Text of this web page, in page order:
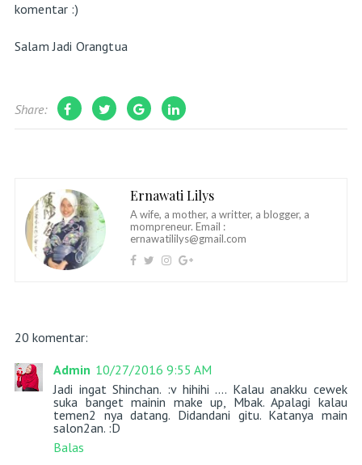
komentar :)
Salam Jadi Orangtua
Share:
Ernawati Lilys
A wife, a mother, a writter, a blogger, a
mompreneur. Email :
ernawatililys@gmail.com
20 komentar:
Admin 10/27/2016 9:55 AM
Jadi ingat Shinchan. :v hihihi .... Kalau anakku cewek
suka banget mainin make up, Mbak. Apalagi kalau
temen2 nya datang. Didandani gitu. Katanya main
salon2an. :D
Balas